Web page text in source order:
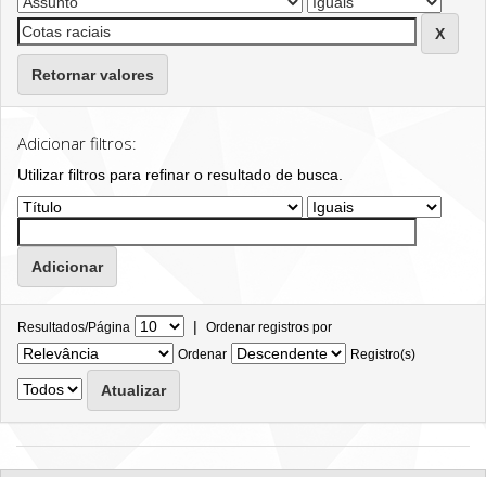
Retornar valores
Adicionar filtros:
Utilizar filtros para refinar o resultado de busca.
Resultados/Página | Ordenar registros por
Ordenar
Registro(s)